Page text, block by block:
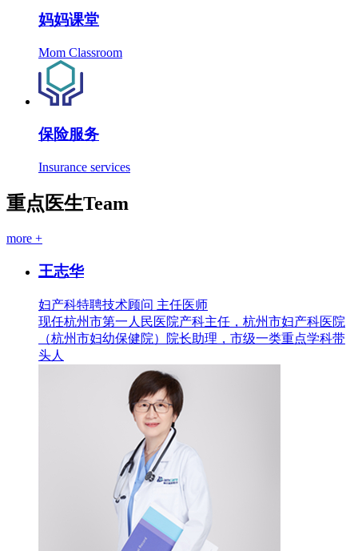
妈妈课堂
Mom Classroom
保险服务
Insurance services
重点医生Team
more +
王志华
妇产科特聘技术顾问 主任医师
现任杭州市第一人民医院产科主任，杭州市妇产科医院
（杭州市妇幼保健院）院长助理，市级一类重点学科带
头人